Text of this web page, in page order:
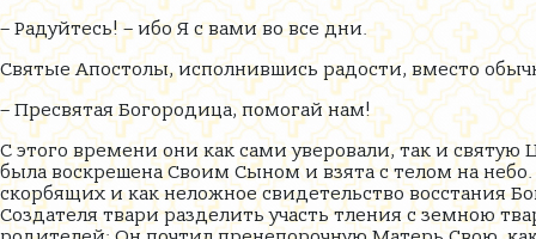
– Радуйтесь! – ибо Я с вами во все дни.
Святые Апостолы, исполнившись радости, вместо
– Пресвятая Богородица, помогай нам!
С этого времени они как сами уверовали, так и
была воскрешена Своим Сыном и взята с телом на
скорбящих и как неложное свидетельство восстания
Создателя твари разделить участь тления с земною